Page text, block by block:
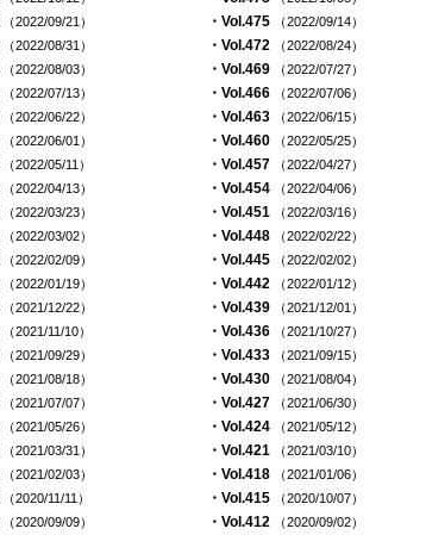
（2022/09/21） ・Vol.475 （2022/09/14）
（2022/08/31） ・Vol.472 （2022/08/24）
（2022/08/03） ・Vol.469 （2022/07/27）
（2022/07/13） ・Vol.466 （2022/07/06）
（2022/06/22） ・Vol.463 （2022/06/15）
（2022/06/01） ・Vol.460 （2022/05/25）
（2022/05/11） ・Vol.457 （2022/04/27）
（2022/04/13） ・Vol.454 （2022/04/06）
（2022/03/23） ・Vol.451 （2022/03/16）
（2022/03/02） ・Vol.448 （2022/02/22）
（2022/02/09） ・Vol.445 （2022/02/02）
（2022/01/19） ・Vol.442 （2022/01/12）
（2021/12/22） ・Vol.439 （2021/12/01）
（2021/11/10） ・Vol.436 （2021/10/27）
（2021/09/29） ・Vol.433 （2021/09/15）
（2021/08/18） ・Vol.430 （2021/08/04）
（2021/07/07） ・Vol.427 （2021/06/30）
（2021/05/26） ・Vol.424 （2021/05/12）
（2021/03/31） ・Vol.421 （2021/03/10）
（2021/02/03） ・Vol.418 （2021/01/06）
（2020/11/11） ・Vol.415 （2020/10/07）
（2020/09/09） ・Vol.412 （2020/09/02）